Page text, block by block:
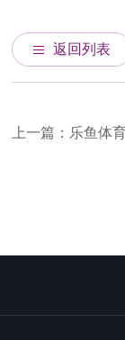
返回列表
上一篇：乐鱼体